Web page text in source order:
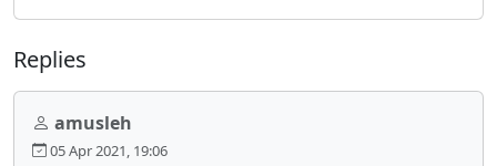
Replies
amusleh
05 Apr 2021, 19:06